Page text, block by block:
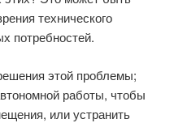
технического
потребностей.
этой проблемы;
работы, чтобы
или устранить